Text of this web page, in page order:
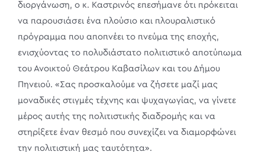
διοργάνωση, ο κ. Καστρινός επεσήμανε ότι πρόκειται
να παρουσιάσει ένα πλούσιο και πλουραλιστικό
πρόγραμμα που αποπνέει το πνεύμα της εποχής,
ενισχύοντας το πολυδιάστατο πολιτιστικό αποτύπωμα
του Ανοικτού Θεάτρου Καβασίλων και του Δήμου
Πηνειού. «Σας προσκαλούμε να ζήσετε μαζί μας
μοναδικές στιγμές τέχνης και ψυχαγωγίας, να γίνετε
μέρος αυτής της πολιτιστικής διαδρομής και να
στηρίξετε έναν θεσμό που συνεχίζει να διαμορφώνει
την πολιτιστική μας ταυτότητα».